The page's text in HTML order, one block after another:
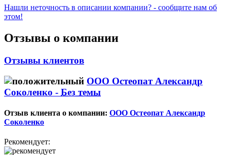
Нашли неточность в описании компании? - сообщите нам об
этом!
Отзывы о компании
Отзывы клиентов
ООО Остеопат Александр
Соколенко - Без темы
Отзыв клиента о компании: ООО Остеопат Александр
Соколенко
Рекомендует: